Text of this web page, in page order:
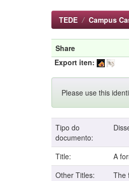
TEDE Campus
Share
Export iten:
Please use this
Tipo do
documento:
Title:
A
Other Titles:
The